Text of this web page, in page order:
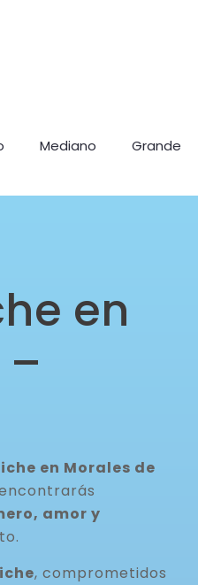
Mediano Grande
en
en Morales de
amor y
, comprometidos